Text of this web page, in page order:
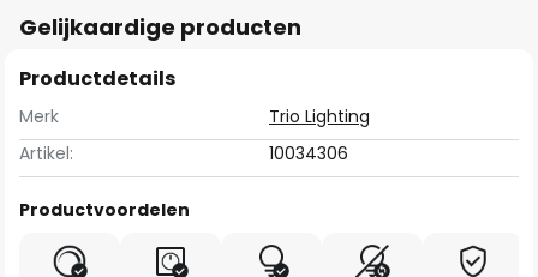
Gelijkaardige producten
Productdetails
Merk
Trio Lighting
Artikel:
10034306
Productvoordelen